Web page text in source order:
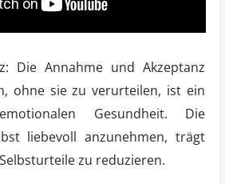
Die Annahme und Akzeptanz
ohne sie zu verurteilen, ist ein
Gesundheit. Die
liebevoll anzunehmen, trägt
zu reduzieren.